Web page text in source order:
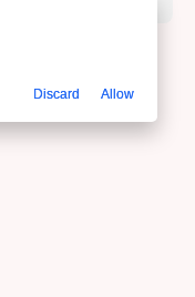
Discard Allow